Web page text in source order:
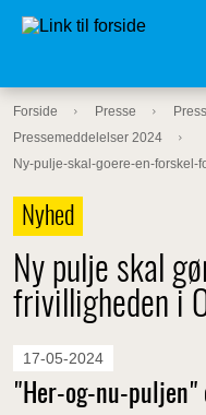
Forside Presse
Pressemeddelelser 2024
Ny-pulje-skal-goere-en-forskel-
Nyhed
Ny pulje skal
frivilligheden i
17-05-2024
"Her-og-nu-puljen"